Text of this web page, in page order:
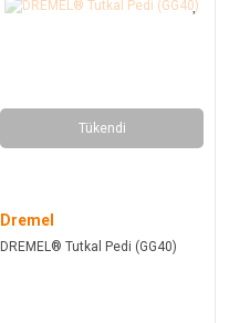
Tükendi
Dremel
DREMEL® Tutkal Pedi (GG40)